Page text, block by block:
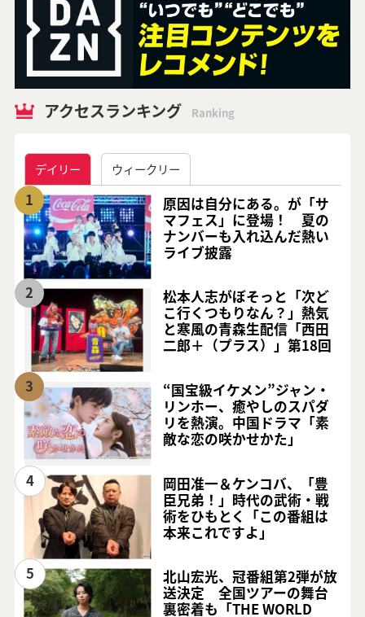
アクセスランキング Ranking
デイリー ウィークリー
1
原因は自分にある。が「サ
マフェス」に登場！ 夏の
ナンバーも入れ込んだ熱い
ライブ披露
2
松本人志がぼそっと「次ど
こ行くつもりなん？」熱気
と寒風の青森生配信「西田
二郎＋（プラス）」第18回
3
“国宝級イケメン”ジャン・
リンホー、癒やしのスパダ
リを熱演。中国ドラマ「素
敵な恋の咲かせかた」
4
岡田准一＆ケンコバ、「豊
臣兄弟！」時代の武術・戦
術をひもとく「この番組は
本来これですよ」
5
北山宏光、冠番組第2弾が放
送決定 全国ツアーの舞台
裏密着も「THE WORLD